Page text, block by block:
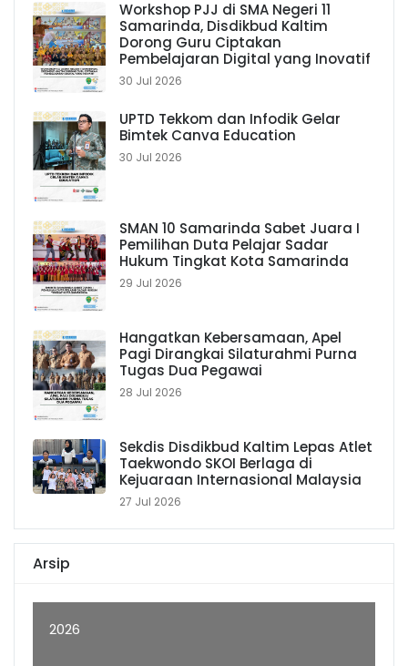
Workshop PJJ di SMA Negeri 11
Samarinda, Disdikbud Kaltim
Dorong Guru Ciptakan
Pembelajaran Digital yang Inovatif
30 Jul 2026
UPTD Tekkom dan Infodik Gelar
Bimtek Canva Education
30 Jul 2026
SMAN 10 Samarinda Sabet Juara I
Pemilihan Duta Pelajar Sadar
Hukum Tingkat Kota Samarinda
29 Jul 2026
Hangatkan Kebersamaan, Apel
Pagi Dirangkai Silaturahmi Purna
Tugas Dua Pegawai
28 Jul 2026
Sekdis Disdikbud Kaltim Lepas Atlet
Taekwondo SKOI Berlaga di
Kejuaraan Internasional Malaysia
27 Jul 2026
Arsip
2026